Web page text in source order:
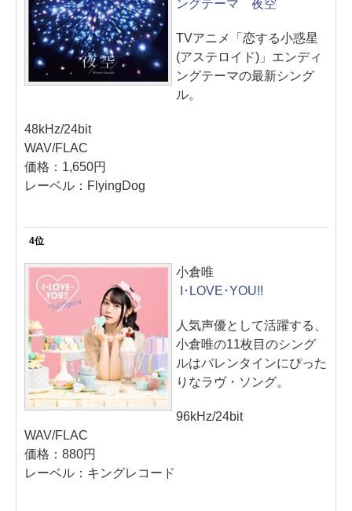
ングテーマ 夜空
TVアニメ「恋する小惑星
(アステロイド)」エンディ
ングテーマの最新シング
ル。
48kHz/24bit
WAV/FLAC
価格：1,650円
レーベル：FlyingDog
4位
小倉唯
I･LOVE･YOU!!
人気声優として活躍する、
小倉唯の11枚目のシング
ルはバレンタインにぴった
りなラヴ・ソング。
96kHz/24bit
WAV/FLAC
価格：880円
レーベル：キングレコード